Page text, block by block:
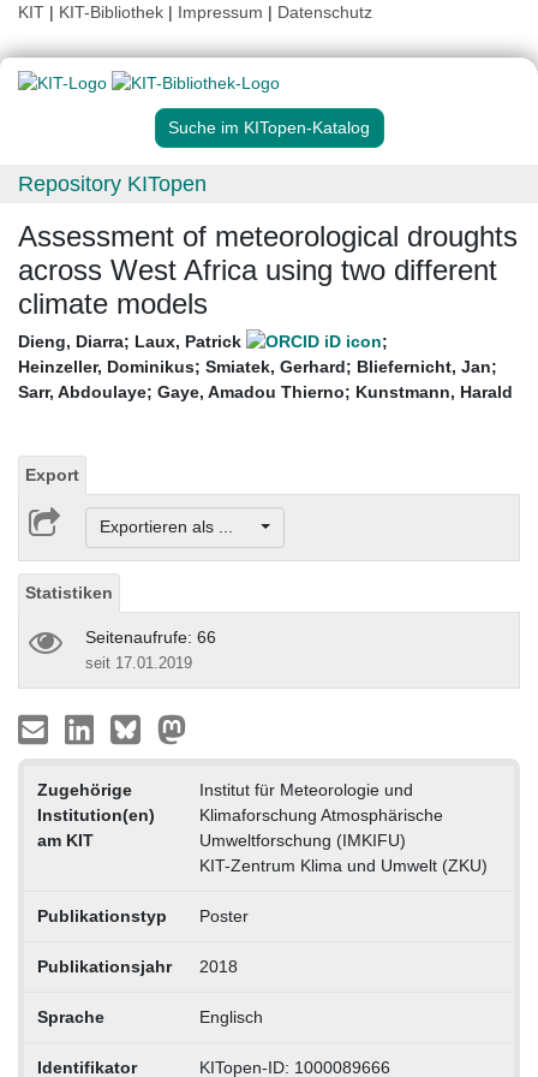
KIT | KIT-Bibliothek | Impressum | Datenschutz
Suche im KITopen-Katalog
Repository KITopen
Assessment of meteorological droughts
across West Africa using two different
climate models
Dieng, Diarra; Laux, Patrick
;
Heinzeller, Dominikus; Smiatek, Gerhard; Bliefernicht, Jan;
Sarr, Abdoulaye; Gaye, Amadou Thierno; Kunstmann, Harald
Export
Exportieren als ...
Statistiken
Seitenaufrufe: 66
seit 17.01.2019
Zugehörige
Institution(en)
am KIT
Institut für Meteorologie und
Klimaforschung Atmosphärische
Umweltforschung (IMKIFU)
KIT-Zentrum Klima und Umwelt (ZKU)
Publikationstyp Poster
Publikationsjahr 2018
Sprache Englisch
Identifikator KITopen-ID: 1000089666